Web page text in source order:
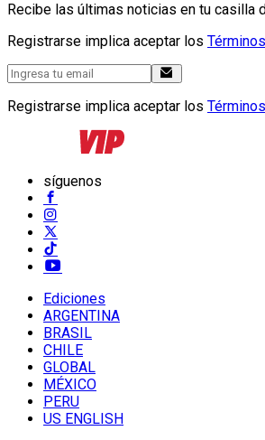
Recibe las últimas noticias en tu casilla
Registrarse implica aceptar los
Registrarse implica aceptar los
síguenos
Ediciones
ARGENTINA
BRASIL
CHILE
GLOBAL
MÉXICO
PERU
US ENGLISH